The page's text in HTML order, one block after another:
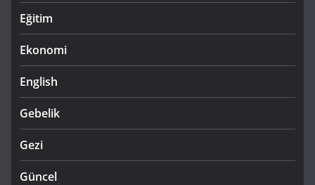
Eğitim
Ekonomi
English
Gebelik
Gezi
Güncel